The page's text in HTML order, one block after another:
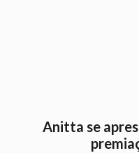
Anitta se